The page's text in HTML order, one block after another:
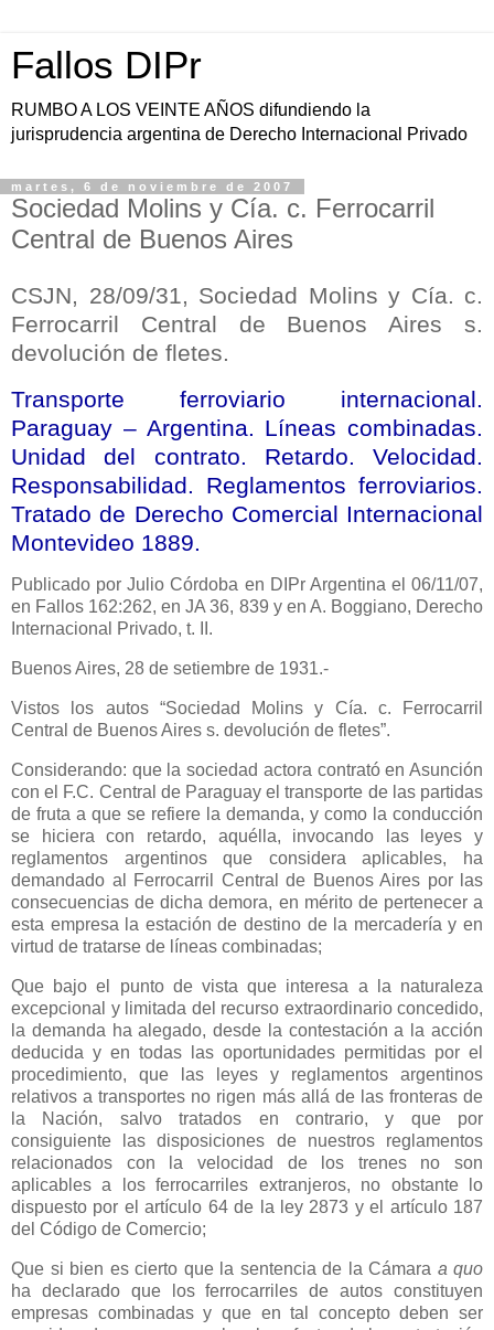
Fallos DIPr
RUMBO A LOS VEINTE AÑOS difundiendo la
jurisprudencia argentina de Derecho Internacional Privado
martes, 6 de noviembre de 2007
Sociedad Molins y Cía. c. Ferrocarril
Central de Buenos Aires
CSJN, 28/09/31, Sociedad Molins y Cía. c.
Ferrocarril Central de Buenos Aires s.
devolución de fletes.
Transporte ferroviario internacional.
Paraguay – Argentina. Líneas combinadas.
Unidad del contrato. Retardo. Velocidad.
Responsabilidad. Reglamentos ferroviarios.
Tratado de Derecho Comercial Internacional
Montevideo 1889.
Publicado por Julio Córdoba en DIPr Argentina el 06/11/07,
en Fallos 162:262, en JA 36, 839 y en A. Boggiano, Derecho
Internacional Privado, t. II.
Buenos Aires, 28 de setiembre de 1931.-
Vistos los autos “Sociedad Molins y Cía. c. Ferrocarril
Central de Buenos Aires s. devolución de fletes”.
Considerando: que la sociedad actora contrató en Asunción
con el F.C. Central de Paraguay el transporte de las partidas
de fruta a que se refiere la demanda, y como la conducción
se hiciera con retardo, aquélla, invocando las leyes y
reglamentos argentinos que considera aplicables, ha
demandado al Ferrocarril Central de Buenos Aires por las
consecuencias de dicha demora, en mérito de pertenecer a
esta empresa la estación de destino de la mercadería y en
virtud de tratarse de líneas combinadas;
Que bajo el punto de vista que interesa a la naturaleza
excepcional y limitada del recurso extraordinario concedido,
la demanda ha alegado, desde la contestación a la acción
deducida y en todas las oportunidades permitidas por el
procedimiento, que las leyes y reglamentos argentinos
relativos a transportes no rigen más allá de las fronteras de
la Nación, salvo tratados en contrario, y que por
consiguiente las disposiciones de nuestros reglamentos
relacionados con la velocidad de los trenes no son
aplicables a los ferrocarriles extranjeros, no obstante lo
dispuesto por el artículo 64 de la ley 2873 y el artículo 187
del Código de Comercio;
Que si bien es cierto que la sentencia de la Cámara a quo
ha declarado que los ferrocarriles de autos constituyen
empresas combinadas y que en tal concepto deben ser